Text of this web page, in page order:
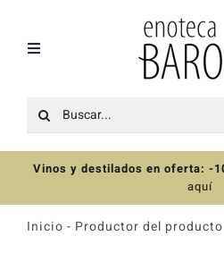
contenido
Toggle
Recomendaciones
Ofertas
Buscar:
Vinos y destilados en oferta: -
aquí
Inicio - Productor del producto